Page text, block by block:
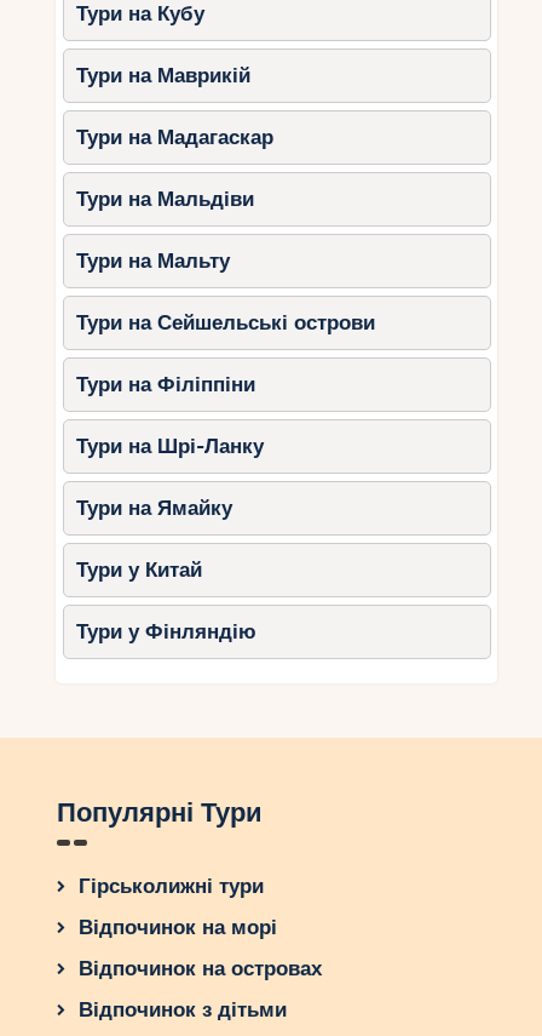
Тури на Кубу
Тури на Маврикій
Тури на Мадагаскар
Тури на Мальдіви
Тури на Мальту
Тури на Сейшельські острови
Тури на Філіппіни
Тури на Шрі-Ланку
Тури на Ямайку
Тури у Китай
Тури у Фінляндію
Популярні Тури
Гірськолижні тури
Відпочинок на морі
Відпочинок на островах
Відпочинок з дітьми